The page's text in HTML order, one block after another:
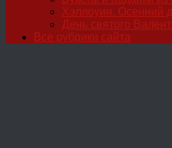
Хэллоуин. Осенний
День святого
Все рубрики сайта